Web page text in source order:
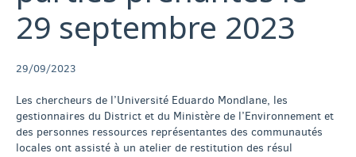
29 septembre 2023
29/09/2023
Les chercheurs de l’Université Eduardo Mondlane, les
gestionnaires du District et du Ministère de l’Environnement et
des personnes ressources représentantes des communautés
locales ont assisté à un atelier de restitution des résul